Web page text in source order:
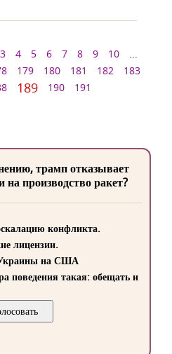
3 4 5 6 7 8 9 10
...
179 180 181 182
183
189 190
191
трамп отказывает
производство ракет?
конфликта.
лицензии.
Украины на США
поведения такая: обещать и